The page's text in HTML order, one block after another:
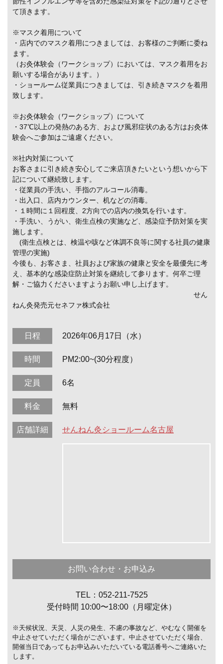
て頂きます。
※マスク着用について
・店内でのマスク着用につきましては、お客様のご判断に委ね
ます。
（お灸体験会（ワークショップ）においては、マスク着用をお
願いする場合があります。）
・ショールーム従業員につきましては、引き続きマスクを着用
致します。
※お灸体験会（ワークショップ）について
・37℃以上の発熱のある方、および風邪症状のある方はお灸体
験会へご参加はご遠慮ください。
※社内対策について
お客さまに引き続き安心してご来店頂きたいという想いから下
記について継続致します。
・従業員の手洗い、手指のアルコール消毒。
・出入口、店内カウンター、机などの消毒。
・１時間に１回程度、2方向での店内の換気を行います。
・手洗い、うがい、衛生点検の実施など、感染症予防対策を実
施します。
(衛生点検とは、検温や咳など体調不良等に関する社員の健康
管理の実施)
今後も、お客さま、社員および家族の健康と安全を最優先に考
え、基本的な感染症防止対策を継続して参ります。何卒ご理
解・ご協力くださいますようお願い申し上げます。
せん
ねん灸発売元セネファ株式会社
日程 2026年06月17日（水）
時間 PM2:00~(30分程度）
定員 6名
料金 無料
店舗詳細 せんねん灸ショールーム名古屋
お問い合わせ・お申込み
TEL：052-211-7525
受付時間 10:00〜18:00（月曜定休）
※天候状況、天災、人災の発生、不慮の事故など、やむなく開催を
中止させていただく場合がございます。中止させていただく場合、
開催当日であってもお申込みいただいている電話番号へご連絡いた
します。